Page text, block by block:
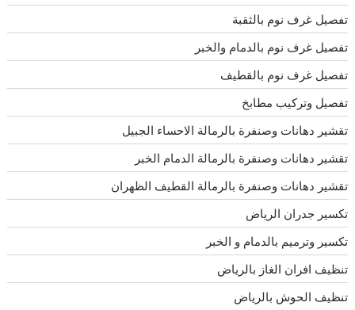
تفصيل غرف نوم بالثقبة
تفصيل غرف نوم بالدمام والخبر
تفصيل غرف نوم بالقطيف
تفصيل وتركيب مطابخ
تقشير دهانات وصنفرة بالرمالة الاحساء الجبيل
تقشير دهانات وصنفرة بالرمالة الدمام الخبر
تقشير دهانات وصنفرة بالرمالة القطيف الظهران
تكسير جدران الرياض
تكسير وترميم بالدمام و الخبر
تنظيف افران الغاز بالرياض
تنظيف الحوش بالرياض